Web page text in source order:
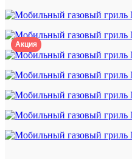
Акция